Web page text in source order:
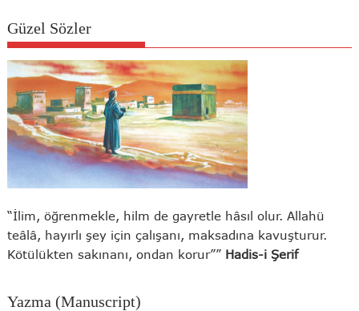
Güzel Sözler
“İlim, öğrenmekle, hilm de gayretle hâsıl olur. Allahü
teâlâ, hayırlı şey için çalışanı, maksadına kavuşturur.
Kötülükten sakınanı, ondan korur”” Hadis-i Şerif
Yazma (Manuscript)